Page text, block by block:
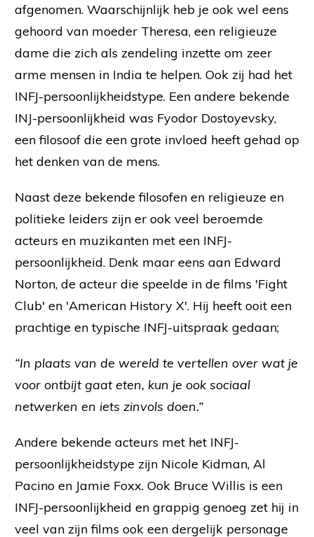
afgenomen. Waarschijnlijk heb je ook wel eens
gehoord van moeder Theresa, een religieuze
dame die zich als zendeling inzette om zeer
arme mensen in India te helpen. Ook zij had het
INFJ-persoonlijkheidstype. Een andere bekende
INJ-persoonlijkheid was Fyodor Dostoyevsky,
een filosoof die een grote invloed heeft gehad op
het denken van de mens.
Naast deze bekende filosofen en religieuze en
politieke leiders zijn er ook veel beroemde
acteurs en muzikanten met een INFJ-
persoonlijkheid. Denk maar eens aan Edward
Norton, de acteur die speelde in de films 'Fight
Club' en 'American History X'. Hij heeft ooit een
prachtige en typische INFJ-uitspraak gedaan;
“In plaats van de wereld te vertellen over wat je
voor ontbijt gaat eten, kun je ook sociaal
netwerken en iets zinvols doen.”
Andere bekende acteurs met het INFJ-
persoonlijkheidstype zijn Nicole Kidman, Al
Pacino en Jamie Foxx. Ook Bruce Willis is een
INFJ-persoonlijkheid en grappig genoeg zet hij in
veel van zijn films ook een dergelijk personage